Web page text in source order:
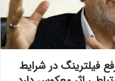
فیلترینگ در شرایط